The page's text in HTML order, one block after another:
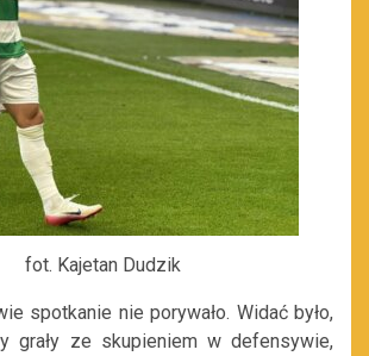
fot. Kajetan Dudzik
spotkanie nie porywało. Widać było,
grały ze skupieniem w defensywie,